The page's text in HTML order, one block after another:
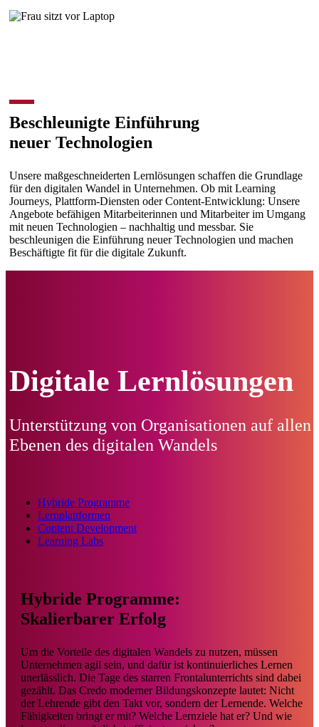
Beschleunigte Einführung
neuer Technologien
Unsere maßgeschneiderten Lernlösungen schaffen die Grundlage
für den digitalen Wandel in Unternehmen. Ob mit Learning
Journeys, Plattform-Diensten oder Content-Entwicklung: Unsere
Angebote befähigen Mitarbeiterinnen und Mitarbeiter im Umgang
mit neuen Technologien – nachhaltig und messbar. Sie
beschleunigen die Einführung neuer Technologien und machen
Beschäftigte fit für die digitale Zukunft.
Digitale Lernlösungen
Unterstützung von Organisationen auf allen
Ebenen des digitalen Wandels
Hybride Programme
Lernplattformen
Content Development
Learning Labs
Hybride Programme:
Skalierbarer Erfolg
Um die Vorteile des digitalen Wandels zu nutzen, müssen
Unternehmen agil sein, und dafür ist kontinuierliches Lernen
unerlässlich. Die Tage des starren Frontalunterrichts sind dabei
gezählt. Das Credo moderner Bildungskonzepte lautet: Nicht
der Lehrende gibt den Takt vor, sondern der Lernende. Welche
Fähigkeiten bringt er mit? Welche Lernziele hat er? Und wie